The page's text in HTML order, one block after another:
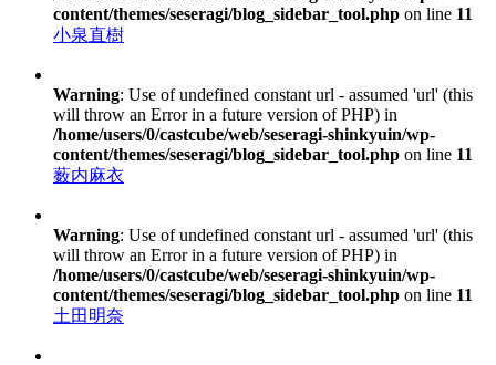
content/themes/seseragi/blog_sidebar_tool.php on line 11
小泉直樹
Warning: Use of undefined constant url - assumed 'url' (this
will throw an Error in a future version of PHP) in
/home/users/0/castcube/web/seseragi-shinkyuin/wp-
content/themes/seseragi/blog_sidebar_tool.php on line 11
薮内麻衣
Warning: Use of undefined constant url - assumed 'url' (this
will throw an Error in a future version of PHP) in
/home/users/0/castcube/web/seseragi-shinkyuin/wp-
content/themes/seseragi/blog_sidebar_tool.php on line 11
土田明奈